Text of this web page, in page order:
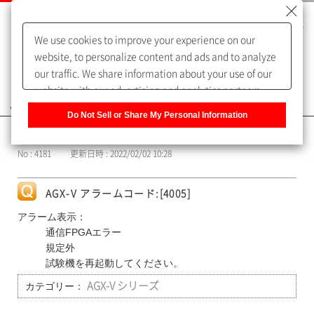
よくあるご質問（FAQ）
No : 4181 更新日時 : 2022/02/02 10:28
AGX-V アラームコード:[4005]
アラーム表示：
通信FPGAエラー
規定外
試験機を再起動してください。
カテゴリー： AGX-V シリーズ
We use cookies to improve your experience on our
website, to personalize content and ads and to analyze
our traffic. We share information about your use of our
website with our advertising and analytics partners,
of our sharing information about you with our partners.
Information] to customize your cookie settings on our
Do Not Sell or Share My Personal Information